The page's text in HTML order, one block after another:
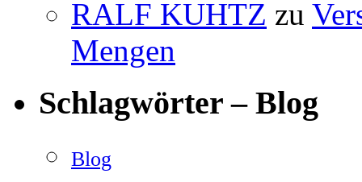
RALF KUHTZ zu
Mengen
Schlagwörter – Blog
Blog